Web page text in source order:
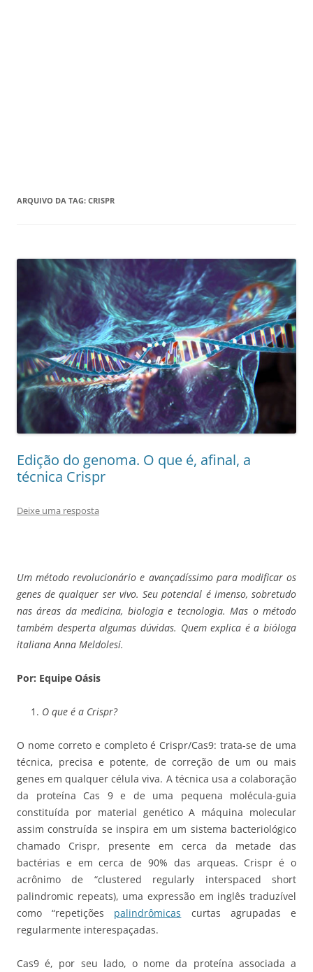
ARQUIVO DA TAG: CRISPR
Edição do genoma. O que é, afinal, a
técnica Crispr
Deixe uma resposta
Um método revolucionário e avançadíssimo para modificar os
genes de qualquer ser vivo. Seu potencial é imenso, sobretudo
nas áreas da medicina, biologia e tecnologia. Mas o método
também desperta algumas dúvidas. Quem explica é a bióloga
italiana Anna Meldolesi.
Por: Equipe Oásis
O que é a Crispr?
O nome correto e completo é Crispr/Cas9: trata-se de uma
técnica, precisa e potente, de correção de um ou mais
genes em qualquer célula viva. A técnica usa a colaboração
da proteína Cas 9 e de uma pequena molécula-guia
constituída por material genético A máquina molecular
assim construída se inspira em um sistema bacteriológico
chamado Crispr, presente em cerca da metade das
bactérias e em cerca de 90% das arqueas. Crispr é o
acrônimo de “clustered regularly interspaced short
palindromic repeats), uma expressão em inglês traduzível
como “repetições palindrômicas curtas agrupadas e
regularmente interespaçadas.
Cas9 é, por seu lado, o nome da proteína associada a